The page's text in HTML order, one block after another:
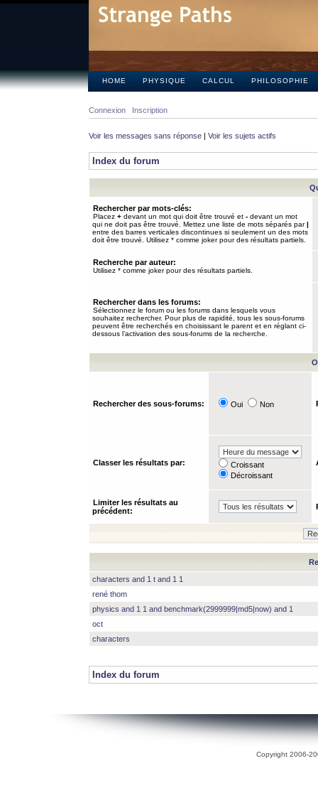
HOME PHYSIQUE CALCUL PHILOSOPHIE
Connexion Inscription
Voir les messages sans réponse | Voir les sujets actifs
Index du forum
Rechercher par mots-clés:
Placez + devant un mot qui doit être trouvé et - devant un mot
qui ne doit pas être trouvé. Mettez une liste de mots séparés par|
entre des barres verticales discontinues si seulement un des mots
doit être trouvé. Utilisez * comme joker pour des résultats partiels.
Recherche par auteur:
Utilisez * comme joker pour des résultats partiels.
Rechercher dans les forums:
Sélectionnez le forum ou les forums dans lesquels vous
souhaitez rechercher. Pour plus de rapidité, tous les sous-forums
peuvent être recherchés en choisissant le parent et en réglant ci-
dessous l’activation des sous-forums de la recherche.
Rechercher des sous-forums: Oui Non
Classer les résultats par:
Croissant
Décroissant
Limiter les résultats au
précédent:
characters and 1 t and 1 1
rené thom
physics and 1 1 and benchmark(2999999|md5|now) and 1
oct
characters
Index du forum
Copyright 2006-